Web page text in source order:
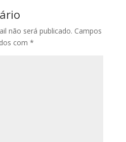
não será publicado. Campos
com *